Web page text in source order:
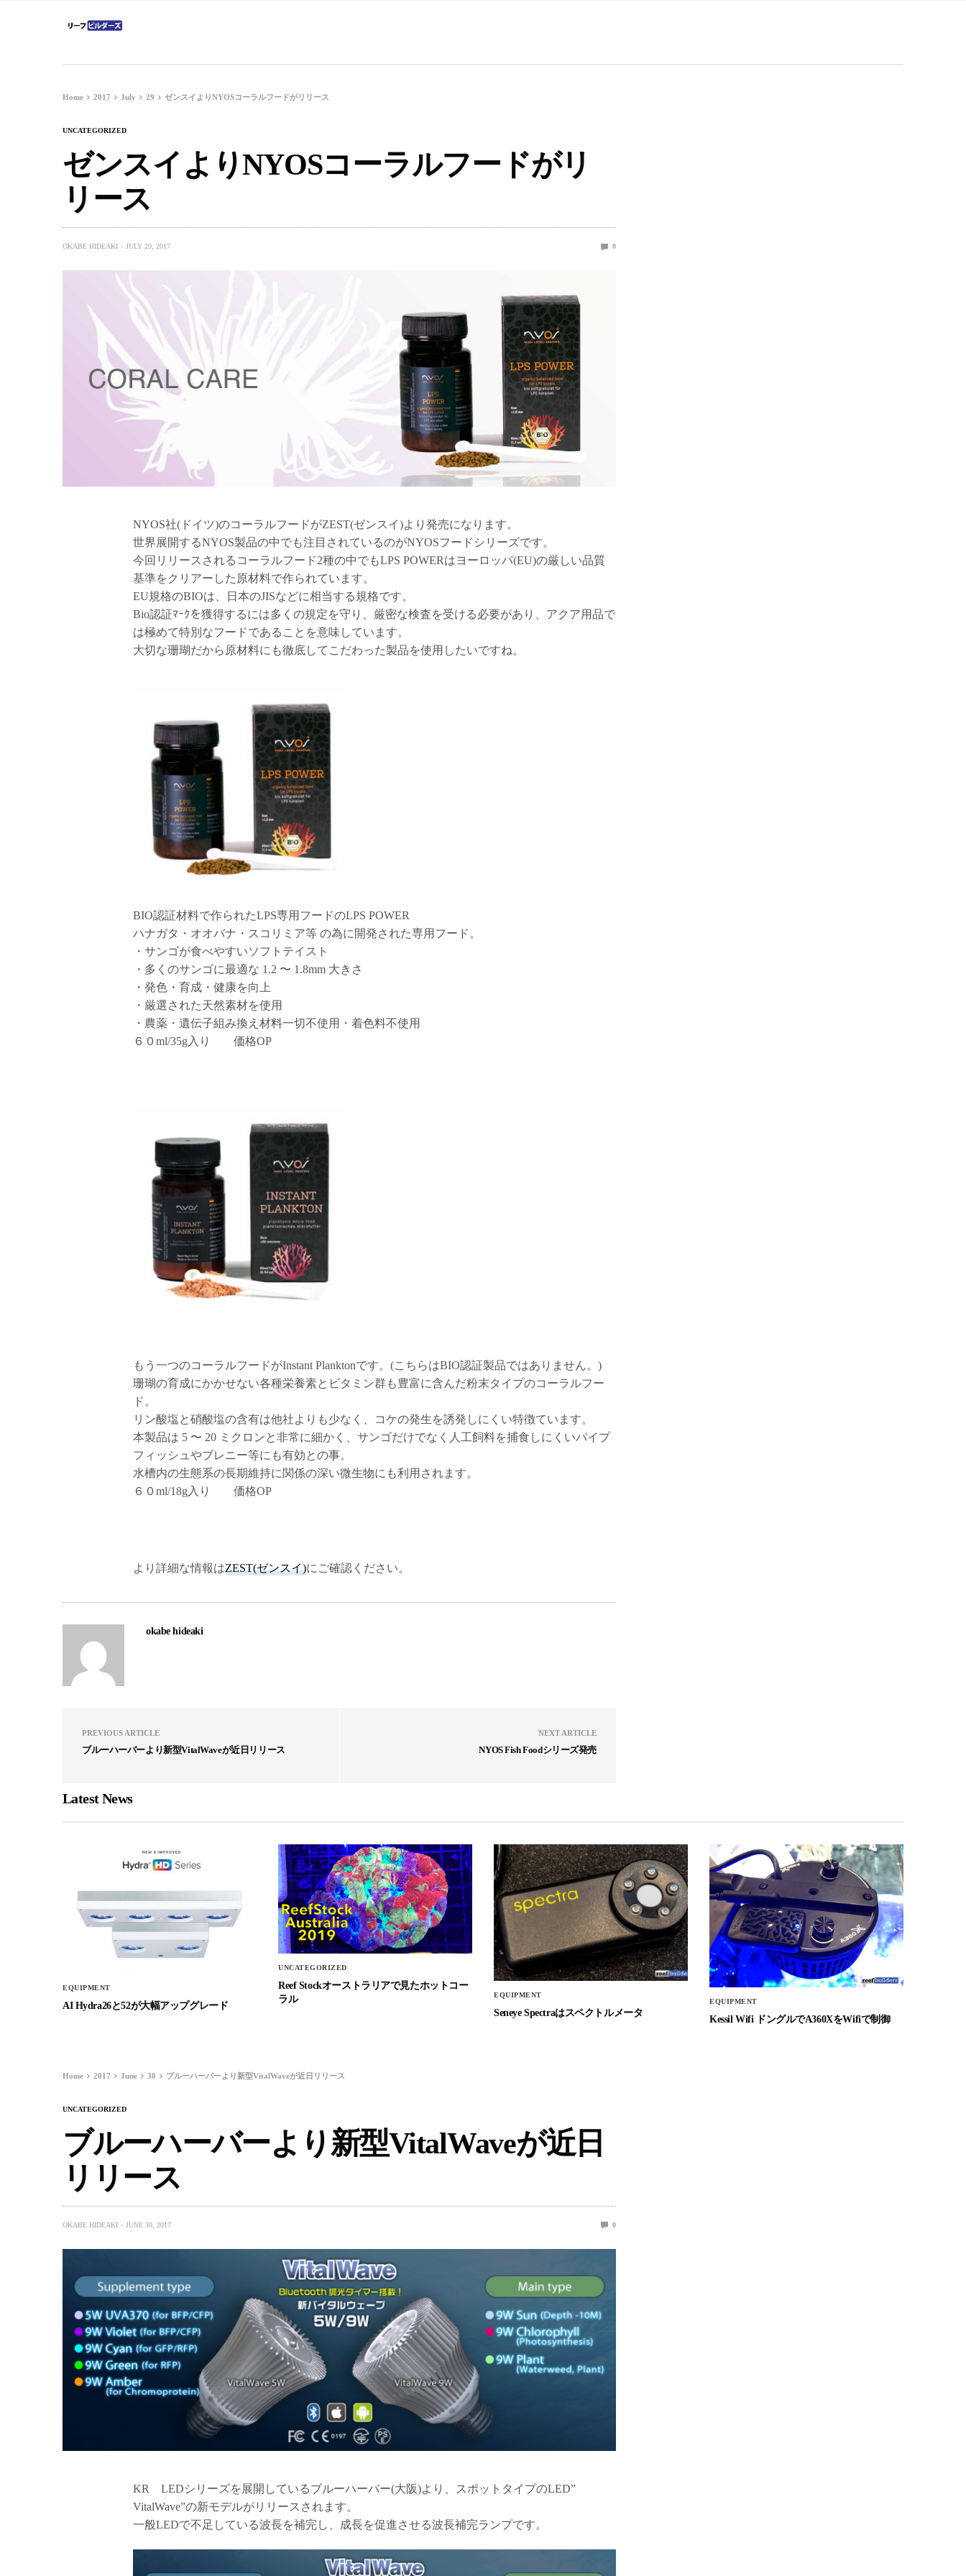
Home 2017 July 29 ゼンスイよりNYOSコーラルフードがリリース
UNCATEGORIZED
ゼンスイよりNYOSコーラルフードがリ
リース
OKABE HIDEAKI JULY 29, 2017 0
NYOS社(ドイツ)のコーラルフードがZEST(ゼンスイ)より発売になります。
世界展開するNYOS製品の中でも注目されているのがNYOSフードシリーズです。
今回リリースされるコーラルフード2種の中でもLPS POWERはヨーロッパ(EU)の厳しい品質
基準をクリアーした原材料で作られています。
EU規格のBIOは、日本のJISなどに相当する規格です。
Bio認証ﾏｰｸを獲得するには多くの規定を守り、厳密な検査を受ける必要があり、アクア用品で
は極めて特別なフードであることを意味しています。
大切な珊瑚だから原材料にも徹底してこだわった製品を使用したいですね。
BIO認証材料で作られたLPS専用フードのLPS POWER
ハナガタ・オオバナ・スコリミア等 の為に開発された専用フード。
・サンゴが食べやすいソフトテイスト
・多くのサンゴに最適な 1.2 〜 1.8mm 大きさ
・発色・育成・健康を向上
・厳選された天然素材を使用
・農薬・遺伝子組み換え材料一切不使用・着色料不使用
６０ml/35g入り 価格OP
もう一つのコーラルフードがInstant Planktonです。(こちらはBIO認証製品ではありません。)
珊瑚の育成にかかせない各種栄養素とビタミン群も豊富に含んだ粉末タイプのコーラルフー
ド。
リン酸塩と硝酸塩の含有は他社よりも少なく、コケの発生を誘発しにくい特徴ています。
本製品は 5 〜 20 ミクロンと非常に細かく、サンゴだけでなく人工飼料を捕食しにくいパイプ
フィッシュやブレニー等にも有効との事。
水槽内の生態系の長期維持に関係の深い微生物にも利用されます。
６０ml/18g入り 価格OP
より詳細な情報はZEST(ゼンスイ)にご確認ください。
okabe hideaki
PREVIOUS ARTICLE
ブルーハーバーより新型VitalWaveが近日リリース
NEXT ARTICLE
NYOS Fish Foodシリーズ発売
Latest News
EQUIPMENT
AI Hydra26と52が大幅アップグレード
UNCATEGORIZED
Reef Stockオーストラリアで見たホットコー
ラル
EQUIPMENT
Seneye Spectraはスペクトルメータ
EQUIPMENT
Kessil Wifi ドングルでA360XをWifiで制御
Home 2017 June 30 ブルーハーバーより新型VitalWaveが近日リリース
UNCATEGORIZED
ブルーハーバーより新型VitalWaveが近日
リリース
OKABE HIDEAKI JUNE 30, 2017 0
KR LEDシリーズを展開しているブルーハーバー(大阪)より、スポットタイプのLED”
VitalWave”の新モデルがリリースされます。
一般LEDで不足している波長を補完し、成長を促進させる波長補完ランプです。